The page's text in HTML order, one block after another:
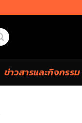
ข่าวสารและกิจกรรม